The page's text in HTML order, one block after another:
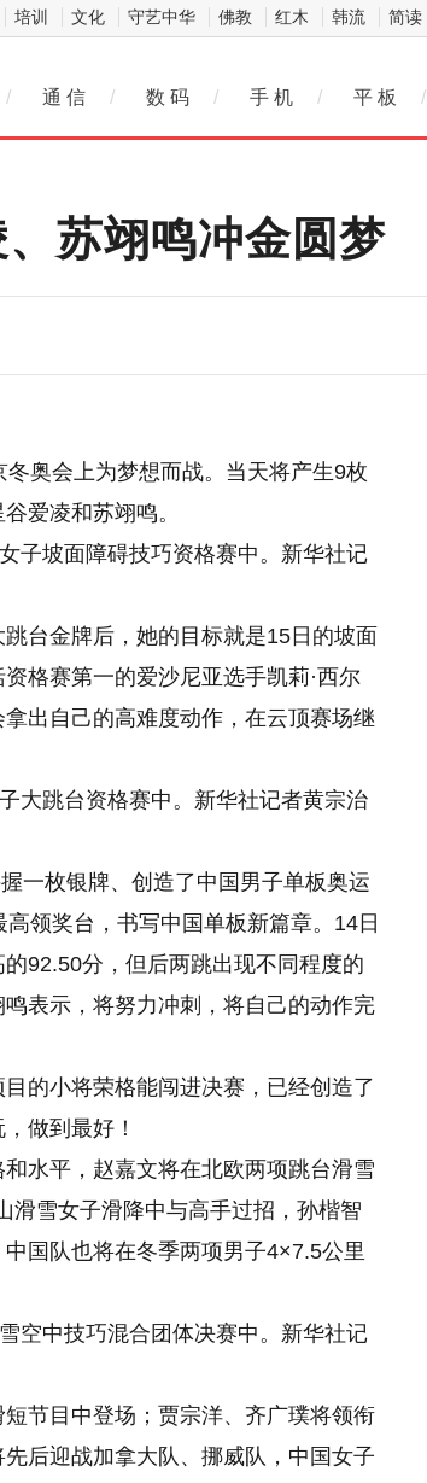
培训 文化 守艺中华 佛教 红木 韩流 简读
/ 通 信 / 数 码 / 手 机 / 平 板 /
苏翊鸣冲金圆梦
奥会上为梦想而战。当天将产生9枚
爱凌和苏翊鸣。
子坡面障碍技巧资格赛中。新华社记
台金牌后，她的目标就是15日的坡面
格赛第一的爱沙尼亚选手凯莉·西尔
出自己的高难度动作，在云顶赛场继
大跳台资格赛中。新华社记者黄宗治
一枚银牌、创造了中国男子单板奥运
领奖台，书写中国单板新篇章。14日
92.50分，但后两跳出现不同程度的
表示，将努力冲刺，将自己的动作完
的小将荣格能闯进决赛，已经创造了
做到最好！
水平，赵嘉文将在北欧两项跳台滑雪
滑雪女子滑降中与高手过招，孙楷智
国队也将在冬季两项男子4×7.5公里
空中技巧混合团体决赛中。新华社记
节目中登场；贾宗洋、齐广璞将领衔
后迎战加拿大队、挪威队，中国女子